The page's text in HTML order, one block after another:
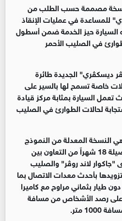
مصممة حسب الطلب من
للمساعدة في عمليات الإنقاذ
السيارة حيز الخدمة ضمن أسطول
في الصليب الأحمر
ديسكڤري" الجديدة طائرة
خاصة تسمح لها بالسير على
السيارة بمثابة مركز قيادة
لحالات الطوارئ في الصليب
النسخة المعدلة من النموذج
الأولي Project Hero، حصيلة 18 شهراً من التعاون بين
لاند روڤر" والصليب
بأحدث معدات الاتصال بما
طيار بثماني مراوح مع كاميرا
على رصد الأشخاص من مسافة